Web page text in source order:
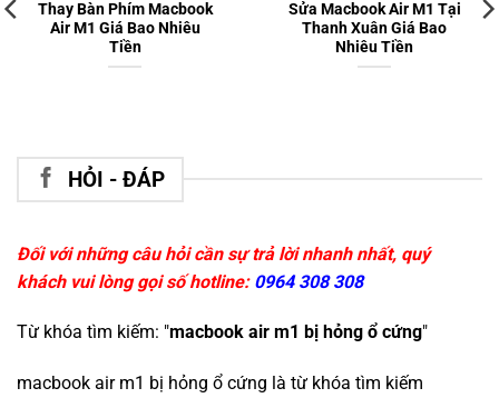
Thay Bàn Phím Macbook
Air M1 Giá Bao Nhiêu
Tiền
Sửa Macbook Air M1 Tại
Thanh Xuân Giá Bao
Nhiêu Tiền
HỎI - ĐÁP
Đối với những câu hỏi cần sự trả lời nhanh nhất, quý
khách vui lòng gọi số hotline: 0964 308 308
Từ khóa tìm kiếm: "macbook air m1 bị hỏng ổ cứng"
macbook air m1 bị hỏng ổ cứng là từ khóa tìm kiếm